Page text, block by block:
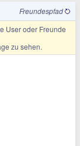
Freundespfad
User oder Freunde
zu sehen.